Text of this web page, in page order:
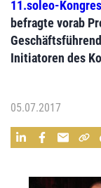
11.soleo-
befragte vorab
Initiatoren des
05.07.2017